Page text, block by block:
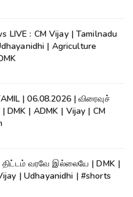
LIVE : CM Vijay | Tamilnadu
| Agriculture
| 06.08.2026 | விரைவுச்
DMK | ADMK | Vijay | CM
வரவே இல்லையே | DMK |
| Udhayanidhi | #shorts